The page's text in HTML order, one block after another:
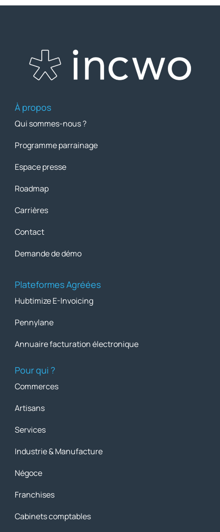
À propos
Qui sommes-nous ?
Programme parrainage
Espace presse
Roadmap
Carrières
Contact
Demande de démo
Plateformes Agréées
Hubtimize E-Invoicing
Pennylane
Annuaire facturation électronique
Pour qui ?
Commerces
Artisans
Services
Industrie & Manufacture
Négoce
Franchises
Cabinets comptables